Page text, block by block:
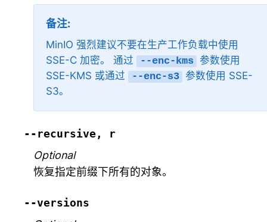
备注
MinIO 强烈建议不要在生产工作负载中使用
SSE-C 加密。 通过
--enc-kms 参数使用
SSE-KMS 或通过
--enc-s3 参数使用 SSE-
S3。
--recursive, r
Optional
恢复指定前缀下所有的对象。
--versions